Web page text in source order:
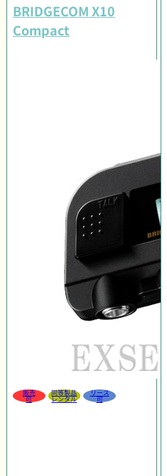
BRIDGECOM X10
Compact
販売
可
同等製品
レンタル
リース
可